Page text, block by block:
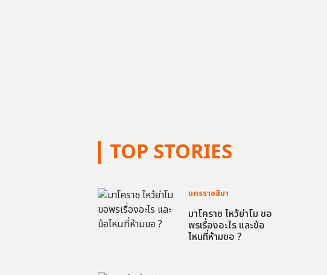
TOP STORIES
นครราชสีมา
มาโคราช ไหว้ย่าโม ขอ
พรเรื่องอะไร และข้อ
ไหนที่ห้ามขอ ?